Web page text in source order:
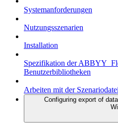
Systemanforderungen
Nutzungsszenarien
Installation
Spezifikation der
Benutzerbibliotheken
Arbeiten mit der
Configuring export of